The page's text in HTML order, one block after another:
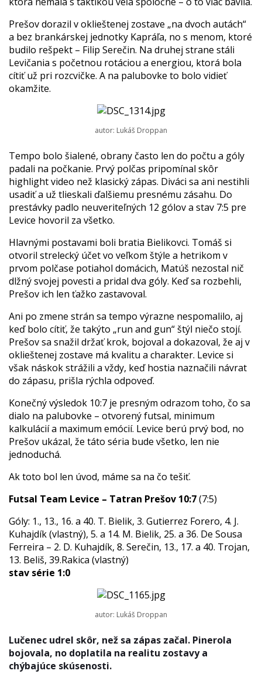
Prešov dorazil v oklieštenej zostave „na dvoch autách“
a bez brankárskej jednotky Kapráľa, no s menom, ktoré
budilo rešpekt – Filip Serečin. Na druhej strane stáli
Levičania s početnou rotáciou a energiou, ktorá bola
cítiť už pri rozcvičke. A na palubovke to bolo vidieť
okamžite.
autor: Lukáš Droppan
Tempo bolo šialené, obrany často len do počtu a góly
padali na počkanie. Prvý polčas pripomínal skôr
highlight video než klasický zápas. Diváci sa ani nestihli
usadiť a už tlieskali ďalšiemu presnému zásahu. Do
prestávky padlo neuveriteľných 12 gólov a stav 7:5 pre
Levice hovoril za všetko.
Hlavnými postavami boli bratia Bielikovci. Tomáš si
otvoril strelecký účet vo veľkom štýle a hetrikom v
prvom polčase potiahol domácich, Matúš nezostal nič
dlžný svojej povesti a pridal dva góly. Keď sa rozbehli,
Prešov ich len ťažko zastavoval.
Ani po zmene strán sa tempo výrazne nespomalilo, aj
keď bolo cítiť, že takýto „run and gun“ štýl niečo stojí.
Prešov sa snažil držať krok, bojoval a dokazoval, že aj v
oklieštenej zostave má kvalitu a charakter. Levice si
však náskok strážili a vždy, keď hostia naznačili návrat
do zápasu, prišla rýchla odpoveď.
Konečný výsledok 10:7 je presným odrazom toho, čo sa
dialo na palubovke – otvorený futsal, minimum
kalkulácií a maximum emócií. Levice berú prvý bod, no
Prešov ukázal, že táto séria bude všetko, len nie
jednoduchá.
Ak toto bol len úvod, máme sa na čo tešiť.
Futsal Team Levice – Tatran Prešov 10:7(7:5)
Góly: 1., 13., 16. a 40. T. Bielik, 3. Gutierrez Forero, 4. J.
Kuhajdík (vlastný), 5. a 14. M. Bielik, 25. a 36. De Sousa
Ferreira – 2. D. Kuhajdík, 8. Serečin, 13., 17. a 40. Trojan,
13. Beliš, 39.Rakica (vlastný)
stav série 1:0
autor: Lukáš Droppan
Lučenec udrel skôr, než sa zápas začal. Pinerola
bojovala, no doplatila na realitu zostavy a
chýbajúce skúsenosti.